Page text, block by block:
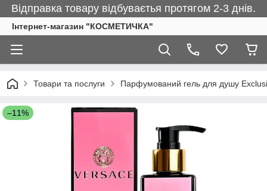
Відправка товару відбуваєтья протягом 2-3 днів.
Інтернет-магазин "КОСМЕТИЧКА"
Товари та послуги Парфумований гель для душу
–11%